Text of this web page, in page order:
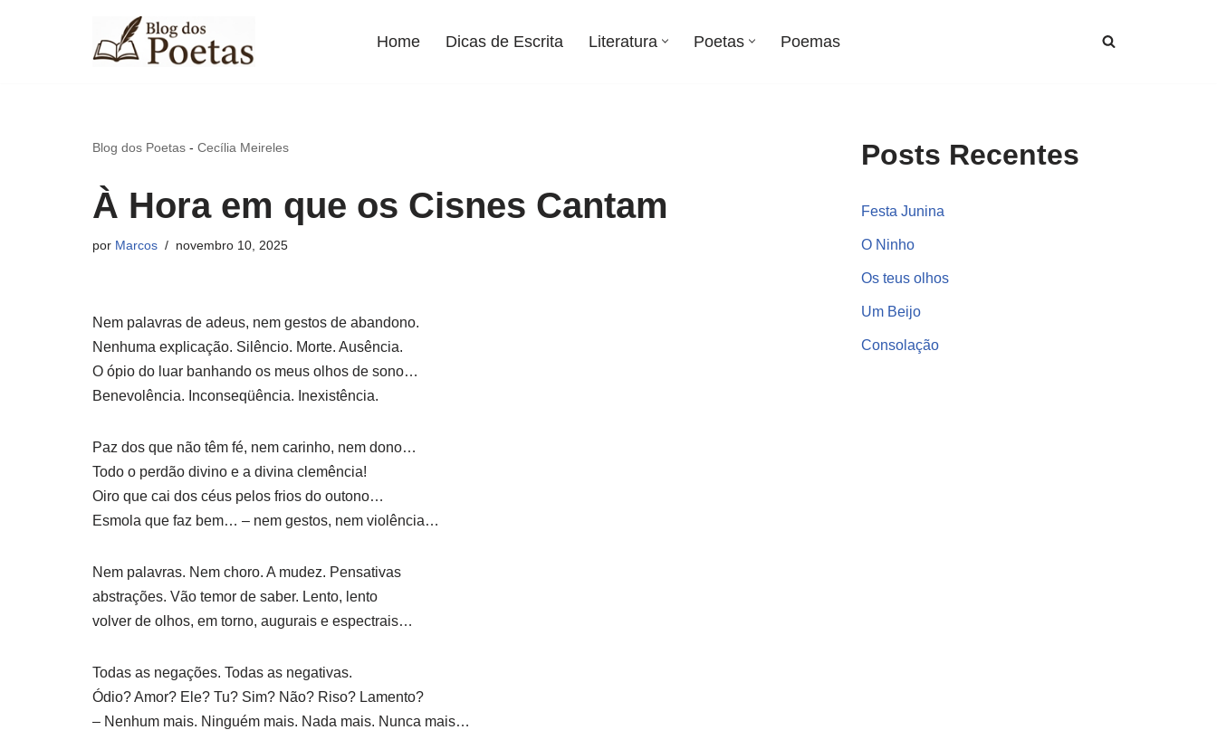
Home Dicas de Escrita Literatura Poetas Poemas
Blog dos Poetas - Cecília Meireles
À Hora em que os Cisnes Cantam
por Marcos novembro 10, 2025
Nem palavras de adeus, nem gestos de abandono.
Nenhuma explicação. Silêncio. Morte. Ausência.
O ópio do luar banhando os meus olhos de sono…
Benevolência. Inconseqüência. Inexistência.
Paz dos que não têm fé, nem carinho, nem dono…
Todo o perdão divino e a divina clemência!
Oiro que cai dos céus pelos frios do outono…
Esmola que faz bem… – nem gestos, nem violência…
Nem palavras. Nem choro. A mudez. Pensativas
abstrações. Vão temor de saber. Lento, lento
volver de olhos, em torno, augurais e espectrais…
Todas as negações. Todas as negativas.
Ódio? Amor? Ele? Tu? Sim? Não? Riso? Lamento?
– Nenhum mais. Ninguém mais. Nada mais. Nunca mais…
Posts Recentes
Festa Junina
O Ninho
Os teus olhos
Um Beijo
Consolação